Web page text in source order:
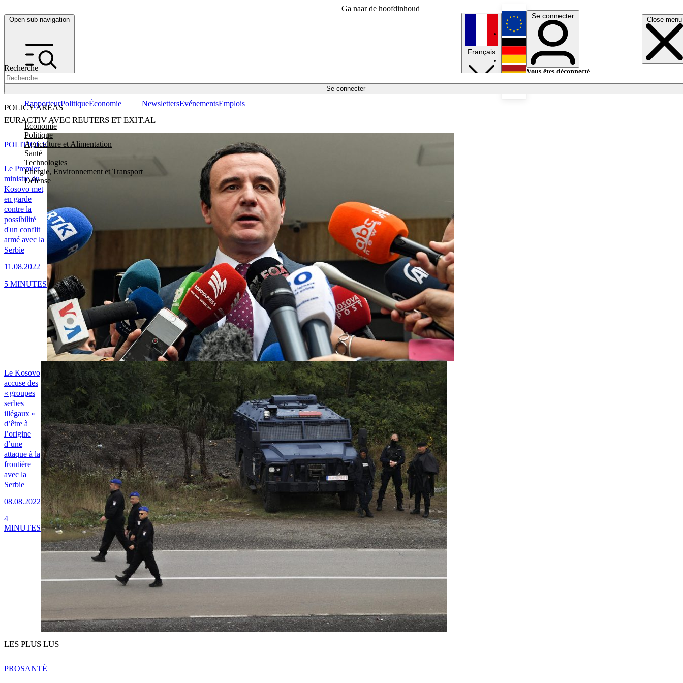
Ga naar de hoofdinhoud
Open sub navigation Close menu
Recherche
Se connecter
POLICY AREAS
Economie
Politique
Agriculture et Alimentation
Santé
Technologies
Energie, Environnement et Transport
Défense
RapporteurPolitiqueÉconomie NewslettersEvénementsEmplois
Français
English
Deutsch
Se connecter
Vous êtes déconnecté.
EURACTIV AVEC REUTERS ET EXIT.AL
Le Premier
ministre du
Kosovo met
en garde
contre la
possibilité
d'un conflit
armé avec la
Serbie
11.08.2022
POLITIQUE
5 MINUTES
Le Kosovo
accuse des
« groupes
serbes
illégaux »
d’être à
l’origine
d’une
attaque à la
frontière
avec la
Serbie
08.08.2022
4
MINUTES
LES PLUS LUS
PROSANTÉ